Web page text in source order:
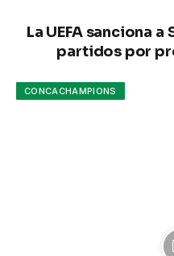
La UEFA sanciona
partidos por
CONCACHAMPIONS